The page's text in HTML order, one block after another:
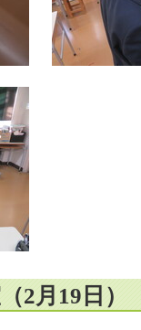
2月19日）